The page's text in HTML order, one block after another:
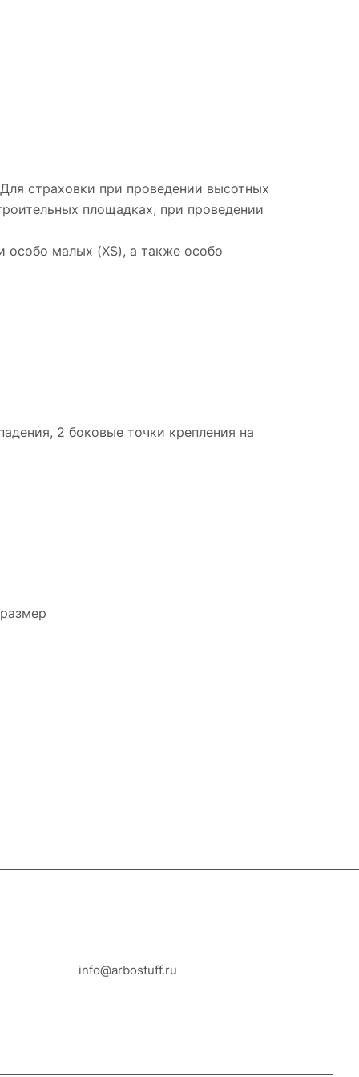
страховки при проведении высотных
площадках, при проведении
особо малых (XS), а также особо
2 боковые точки крепления на
info@arbostuff.ru